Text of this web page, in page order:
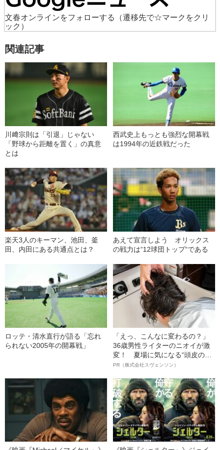
文春オンラインをフォローする
（遷移先で☆マークをクリ
ック）
関連記事
川﨑宗則は「引退」じゃない
「野球から距離を置く」の真意
とは
西武史上もっとも強烈な開幕戦
は1994年の近鉄戦だった
楽天3人のキーマン、池田、釜
田、内田にある共通点とは？
あえて宣言しよう オリックス
の戦力は“12球団トップ“である
ロッテ・清水直行が語る「忘れ
られない2005年の開幕戦」
「えっ、こんなに変わるの？」
36歳男性ライターのニオイが激
変！ 夏場に気になる“頭皮のニ
オイ”や“ベタつき”を解消す
ト”が生み出した徹底ケアとは
PR（株式会社スヴェンソン）